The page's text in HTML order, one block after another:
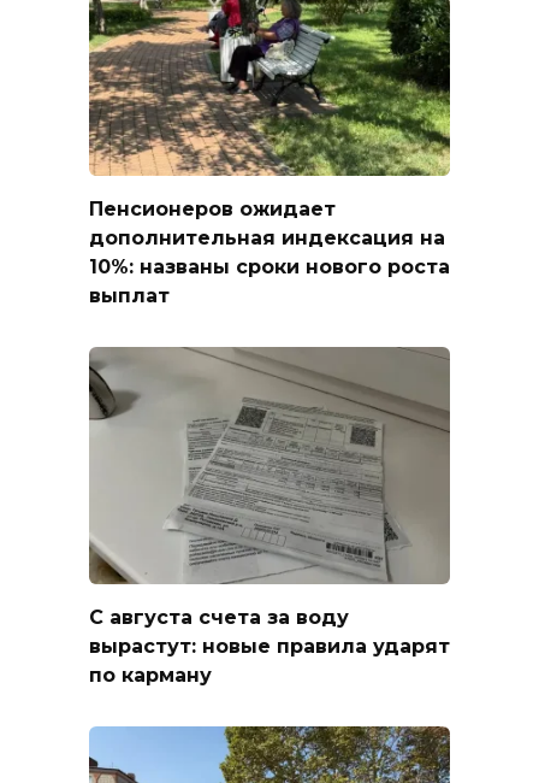
Пенсионеров ожидает
дополнительная индексация на
10%: названы сроки нового роста
выплат
С августа счета за воду
вырастут: новые правила ударят
по карману